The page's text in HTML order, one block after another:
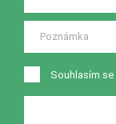
Souhlasím se